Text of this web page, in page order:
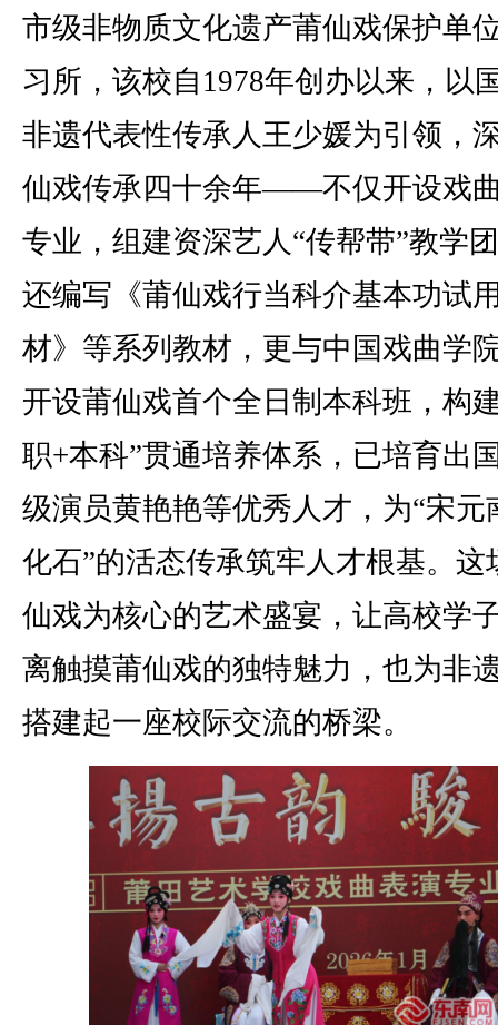
市级非物质文化遗产莆仙戏保护单
习所，该校自1978年创办以来，以
非遗代表性传承人王少媛为引领，
仙戏传承四十余年——不仅开设戏
专业，组建资深艺人“传帮带”教学
还编写《莆仙戏行当科介基本功试
材》等系列教材，更与中国戏曲学
开设莆仙戏首个全日制本科班，构
职+本科”贯通培养体系，已培育出
级演员黄艳艳等优秀人才，为“宋元
化石”的活态传承筑牢人才根基。这
仙戏为核心的艺术盛宴，让高校学
离触摸莆仙戏的独特魅力，也为非
搭建起一座校际交流的桥梁。